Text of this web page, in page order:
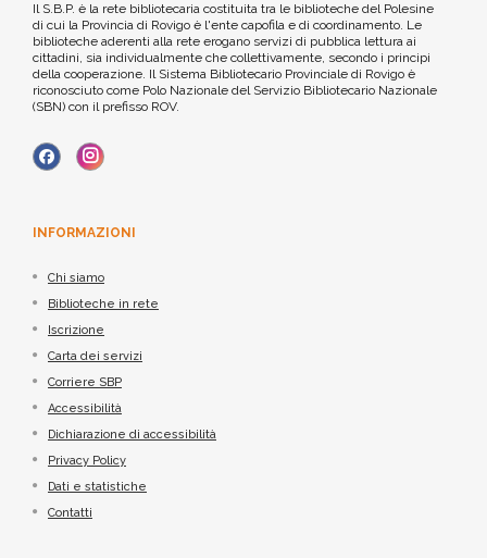
Il S.B.P. è la rete bibliotecaria costituita tra le biblioteche del Polesine
di cui la Provincia di Rovigo è l'ente capofila e di coordinamento. Le
biblioteche aderenti alla rete erogano servizi di pubblica lettura ai
cittadini, sia individualmente che collettivamente, secondo i principi
della cooperazione. Il Sistema Bibliotecario Provinciale di Rovigo è
riconosciuto come Polo Nazionale del Servizio Bibliotecario Nazionale
(SBN) con il prefisso ROV.
INFORMAZIONI
Chi siamo
Biblioteche in rete
Iscrizione
Carta dei servizi
Corriere SBP
Accessibilità
Dichiarazione di accessibilità
Privacy Policy
Dati e statistiche
Contatti